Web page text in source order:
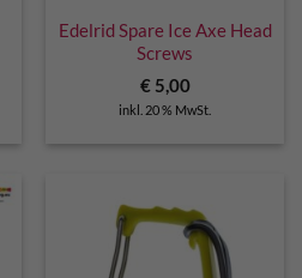
Edelrid Spare Ice Axe Head
Screws
€5,00
inkl. 20 % MwSt.